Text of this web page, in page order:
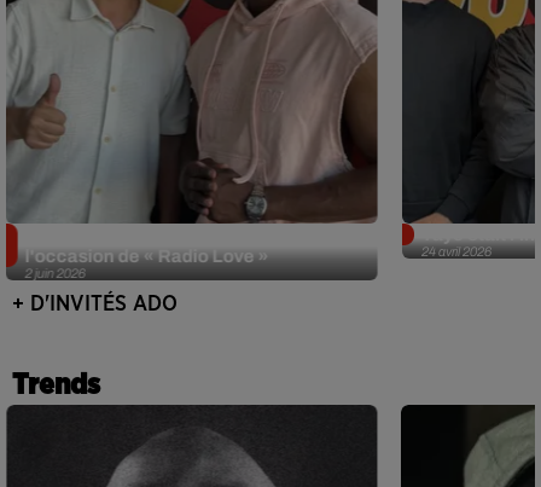
2 juin 2026
l'occasion de « Radio Love »
24 avril 2026
+ D'INVITÉS ADO
Trends